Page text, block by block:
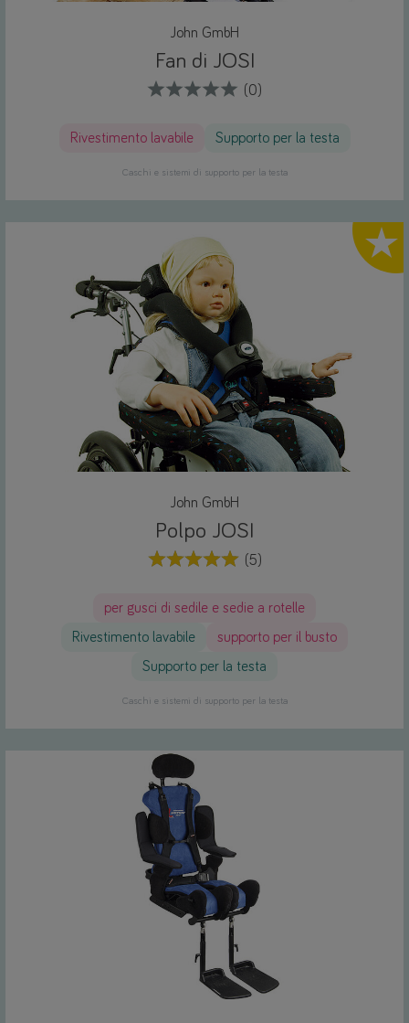
John GmbH
Fan di JOSI
(0)
Rivestimento lavabile Supporto per la testa
Caschi e sistemi di supporto per la testa
John GmbH
Polpo JOSI
(5)
per gusci di sedile e sedie a rotelle
Rivestimento lavabile
supporto per il busto
Supporto per la testa
Caschi e sistemi di supporto per la testa